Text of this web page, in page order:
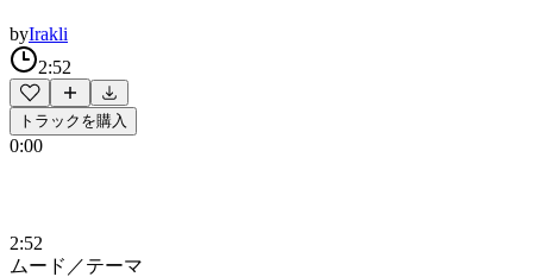
byIrakli
2:52
トラックを購入
0:00
2:52
ムード／テーマ